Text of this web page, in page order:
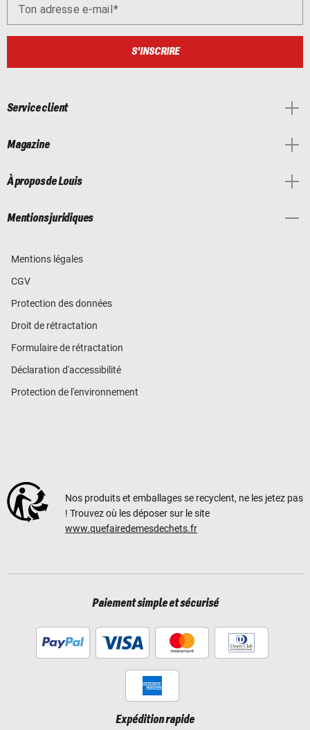
Ton adresse e-mail
S'INSCRIRE
Service client
Magazine
À propos de Louis
Mentions juridiques
Mentions légales
CGV
Protection des données
Droit de rétractation
Formulaire de rétractation
Déclaration d'accessibilité
Protection de l'environnement
Nos produits et emballages se recyclent, ne les jetez pas
! Trouvez où les déposer sur le site
www.quefairedemesdechets.fr
Paiement simple et sécurisé
Expédition rapide